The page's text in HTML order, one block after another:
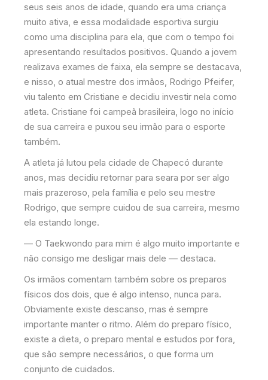
seus seis anos de idade, quando era uma criança
muito ativa, e essa modalidade esportiva surgiu
como uma disciplina para ela, que com o tempo foi
apresentando resultados positivos. Quando a jovem
realizava exames de faixa, ela sempre se destacava,
e nisso, o atual mestre dos irmãos, Rodrigo Pfeifer,
viu talento em Cristiane e decidiu investir nela como
atleta. Cristiane foi campeã brasileira, logo no início
de sua carreira e puxou seu irmão para o esporte
também.
A atleta já lutou pela cidade de Chapecó durante
anos, mas decidiu retornar para seara por ser algo
mais prazeroso, pela família e pelo seu mestre
Rodrigo, que sempre cuidou de sua carreira, mesmo
ela estando longe.
— O Taekwondo para mim é algo muito importante e
não consigo me desligar mais dele — destaca.
Os irmãos comentam também sobre os preparos
físicos dos dois, que é algo intenso, nunca para.
Obviamente existe descanso, mas é sempre
importante manter o ritmo. Além do preparo físico,
existe a dieta, o preparo mental e estudos por fora,
que são sempre necessários, o que forma um
conjunto de cuidados.